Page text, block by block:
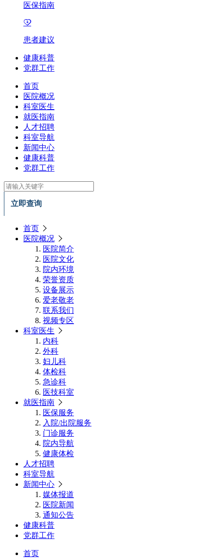
医保指南
患者建议
健康科普
党群工作
首页
医院概况
科室医生
就医指南
人才招聘
科室导航
新闻中心
健康科普
党群工作
立即查询
首页
医院概况
医院简介
医院文化
院内环境
荣誉资质
设备展示
爱老敬老
联系我们
视频专区
科室医生
内科
外科
妇儿科
体检科
急诊科
医技科室
就医指南
医保服务
入院/出院服务
门诊服务
院内导航
健康体检
人才招聘
科室导航
新闻中心
媒体报道
医院新闻
通知公告
健康科普
党群工作
首页